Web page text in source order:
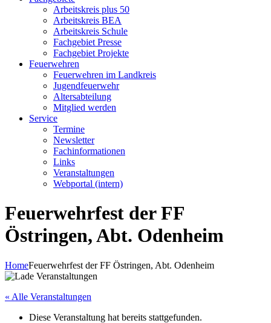
Arbeitskreis plus 50
Arbeitskreis BEA
Arbeitskreis Schule
Fachgebiet Presse
Fachgebiet Projekte
Feuerwehren
Feuerwehren im Landkreis
Jugendfeuerwehr
Altersabteilung
Mitglied werden
Service
Termine
Newsletter
Fachinformationen
Links
Veranstaltungen
Webportal (intern)
Feuerwehrfest der FF
Östringen, Abt. Odenheim
HomeFeuerwehrfest der FF Östringen, Abt. Odenheim
« Alle Veranstaltungen
Diese Veranstaltung hat bereits stattgefunden.